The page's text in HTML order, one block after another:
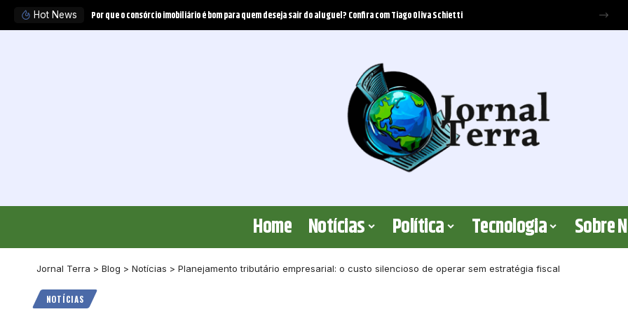
Hot News Tratamento experimental pode obrigar o plano de saúde a oferecer cobertura? Elton Fernandes analisa os critérios jurídicos envolvidos
Home Notícias Política Tecnologia Sobre
Jornal Terra > Blog > Notícias > Planejamento tributário empresarial: o custo silencioso de operar sem estratégia fiscal
NOTÍCIAS